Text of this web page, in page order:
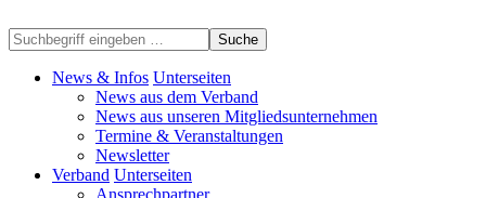
Suche
News & Infos Unterseiten
News aus dem Verband
News aus unseren Mitgliedsunternehmen
Termine & Veranstaltungen
Newsletter
Verband Unterseiten
Ansprechpartner